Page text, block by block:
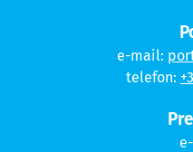
e-mail:
telefon: